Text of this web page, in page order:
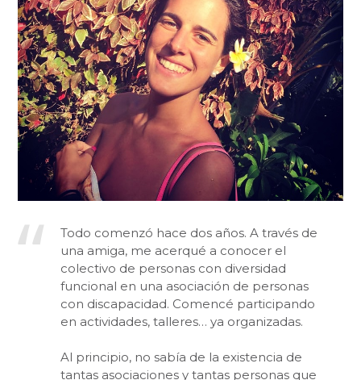
Todo comenzó hace dos años. A través de
una amiga, me acerqué a conocer el
colectivo de personas con diversidad
funcional en una asociación de personas
con discapacidad. Comencé participando
en actividades, talleres… ya organizadas.
Al principio, no sabía de la existencia de
tantas asociaciones y tantas personas que